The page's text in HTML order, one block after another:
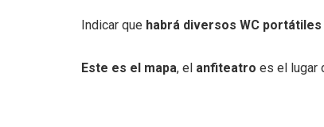
Indicar que habrá diversos WC
Este es el mapa, el anfiteatro es el lugar